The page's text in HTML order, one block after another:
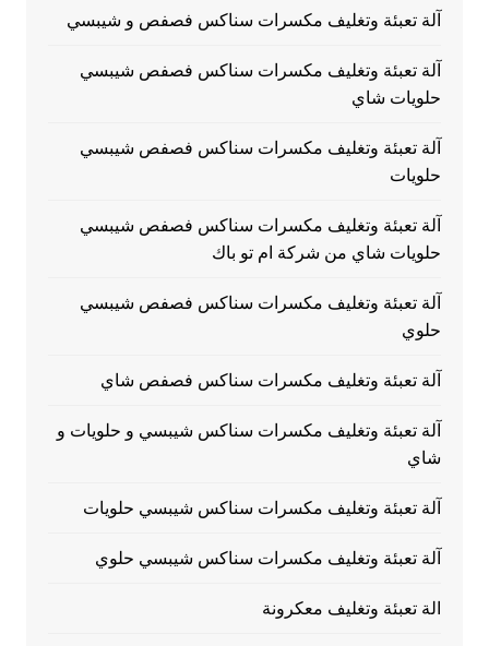
آلة تعبئة وتغليف مكسرات سناكس فصفص و شيبسي
آلة تعبئة وتغليف مكسرات سناكس فصفص شيبسي
حلويات شاي
آلة تعبئة وتغليف مكسرات سناكس فصفص شيبسي
حلويات
آلة تعبئة وتغليف مكسرات سناكس فصفص شيبسي
حلويات شاي من شركة ام تو باك
آلة تعبئة وتغليف مكسرات سناكس فصفص شيبسي
حلوي
آلة تعبئة وتغليف مكسرات سناكس فصفص شاي
آلة تعبئة وتغليف مكسرات سناكس شيبسي و حلويات و
شاي
آلة تعبئة وتغليف مكسرات سناكس شيبسي حلويات
آلة تعبئة وتغليف مكسرات سناكس شيبسي حلوي
الة تعبئة وتغليف معكرونة